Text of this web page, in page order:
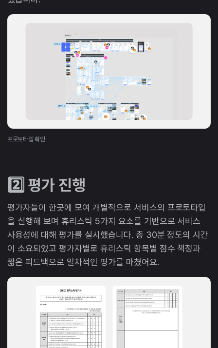
프로토타입 확인
2️⃣ 평가 진행
평가자들이 한곳에 모여 개별적으로 서비스의 프로토타입
을 실행해 보며 휴리스틱 5가지 요소를 기반으로 서비스
사용성에 대해 평가를 실시했습니다. 총 30분 정도의 시간
이 소요되었고 평가자별로 휴리스틱 항목별 점수 책정과
짧은 피드백으로 일차적인 평가를 마쳤어요.